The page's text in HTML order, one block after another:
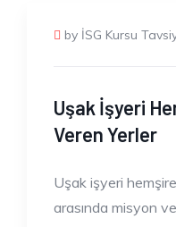
by İSG Kursu
Uşak İşyeri
Veren Yerler
Uşak işyeri
arasında misyon